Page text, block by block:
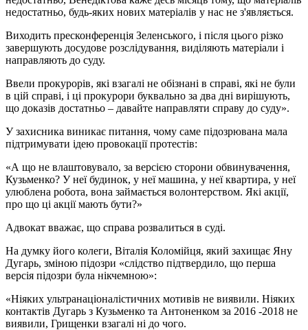
недостатньо, будь-яких нових матеріалів у нас не з'являється.
Виходить пресконференція Зеленського, і після цього різко
завершують досудове розслідування, виділяють матеріали і
направляють до суду.
Ввели прокурорів, які взагалі не обізнані в справі, які не були
в цій справі, і ці прокурори буквально за два дні вирішують,
що доказів достатньо – давайте направляти справу до суду».
У захисника виникає питання, чому саме підозрювана мала
підтримувати ідею провокації протестів:
«А що не влаштовувало, за версією сторони обвинувачення,
Кузьменко? У неї будинок, у неї машина, у неї квартира, у неї
улюблена робота, вона займається волонтерством. Які акції,
про що ці акції мають бути?»
Адвокат вважає, що справа розвалиться в суді.
На думку його колеги, Віталія Коломійця, який захищає Яну
Дугарь, зміною підозри «слідство підтвердило, що перша
версія підозри була нікчемною»:
«Ніяких ультранаціоналістичних мотивів не виявили. Ніяких
контактів Дугарь з Кузьменко та Антоненком за 2016 -2018 не
виявили, Грищенки взагалі ні до чого.